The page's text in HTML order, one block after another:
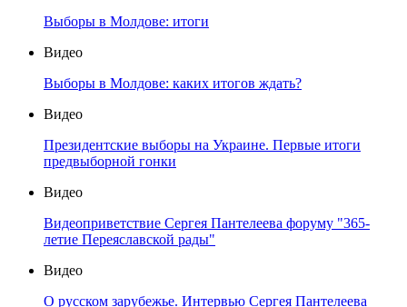
Выборы в Молдове: итоги
Видео
Выборы в Молдове: каких итогов ждать?
Видео
Президентские выборы на Украине. Первые итоги
предвыборной гонки
Видео
Видеоприветствие Сергея Пантелеева форуму "365-
летие Переяславской рады"
Видео
О русском зарубежье. Интервью Сергея Пантелеева